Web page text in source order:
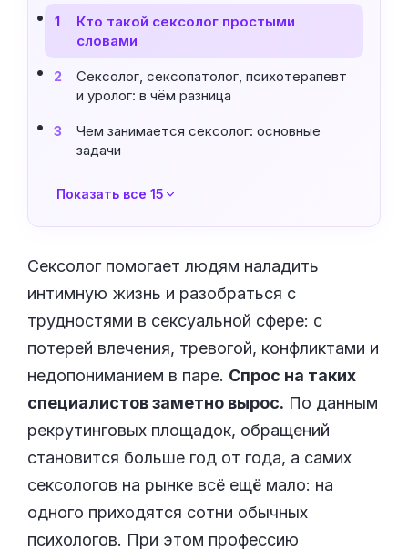
1
Кто такой сексолог простыми
словами
2
Сексолог, сексопатолог, психотерапевт
и уролог: в чём разница
3
Чем занимается сексолог: основные
задачи
Показать все 15
Сексолог помогает людям наладить
интимную жизнь и разобраться с
трудностями в сексуальной сфере: с
потерей влечения, тревогой, конфликтами и
недопониманием в паре. Спрос на таких
специалистов заметно вырос. По данным
рекрутинговых площадок, обращений
становится больше год от года, а самих
сексологов на рынке всё ещё мало: на
одного приходятся сотни обычных
психологов. При этом профессию